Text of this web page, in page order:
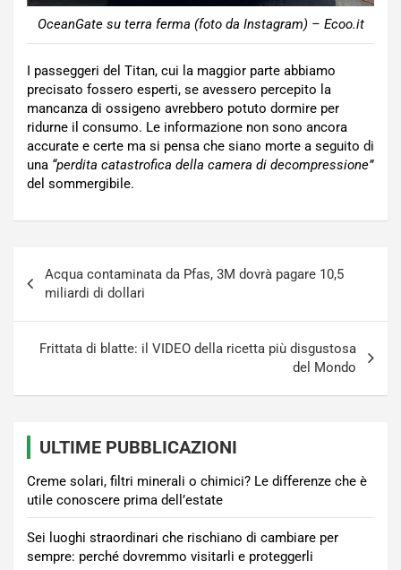
OceanGate su terra ferma (foto da Instagram) – Ecoo.it
I passeggeri del Titan, cui la maggior parte abbiamo
precisato fossero esperti, se avessero percepito la
mancanza di ossigeno avrebbero potuto dormire per
ridurne il consumo. Le informazione non sono ancora
accurate e certe ma si pensa che siano morte a seguito di
una “perdita catastrofica della camera di decompressione”
del sommergibile.
articoli
Acqua contaminata da Pfas, 3M dovrà pagare 10,5
miliardi di dollari
Frittata di blatte: il VIDEO della ricetta più disgustosa
del Mondo
ULTIME PUBBLICAZIONI
Creme solari, filtri minerali o chimici? Le differenze che è
utile conoscere prima dell’estate
Sei luoghi straordinari che rischiano di cambiare per
sempre: perché dovremmo visitarli e proteggerli